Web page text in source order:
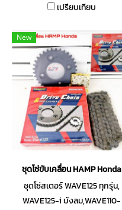
เปรียบเทียบ
New
ชุดโซ่ขับเคลื่อน HAMP Honda
ชุดโซ่สเตอร์ WAVE125 ทุกรุ่น,
WAVE125-i บังลม,WAVE110-